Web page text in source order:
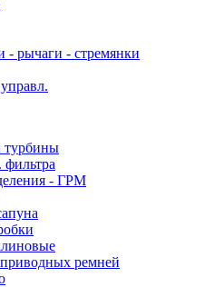
- рычаги - стремянки
турбины
- ГРМ
ремней